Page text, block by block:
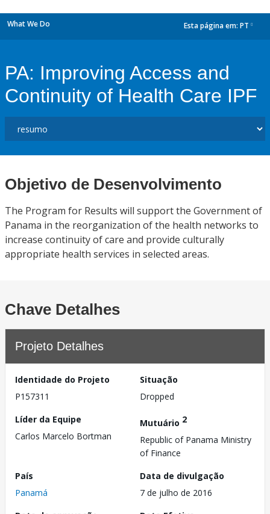
What We Do Esta página em: PT
PA: Improving Access and
Continuity of Health Care IPF
Objetivo de Desenvolvimento
The Program for Results will support the Government of
Panama in the reorganization of the health networks to
increase continuity of care and provide culturally
appropriate health services in selected areas.
Chave Detalhes
Projeto Detalhes
Identidade do Projeto
P157311
Situação
Dropped
Líder da Equipe
Carlos Marcelo Bortman
Mutuário 2
Republic of Panama Ministry
of Finance
País
Panamá
Data de divulgação
7 de julho de 2016